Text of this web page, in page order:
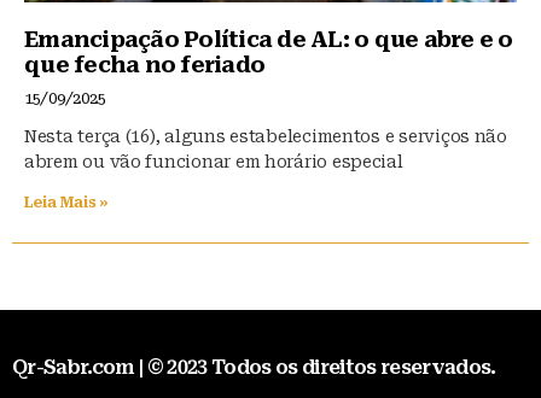
Emancipação Política de AL: o que abre e o
que fecha no feriado
15/09/2025
Nesta terça (16), alguns estabelecimentos e serviços não
abrem ou vão funcionar em horário especial
Leia Mais »
Qr-Sabr.com | © 2023 Todos os direitos reservados.